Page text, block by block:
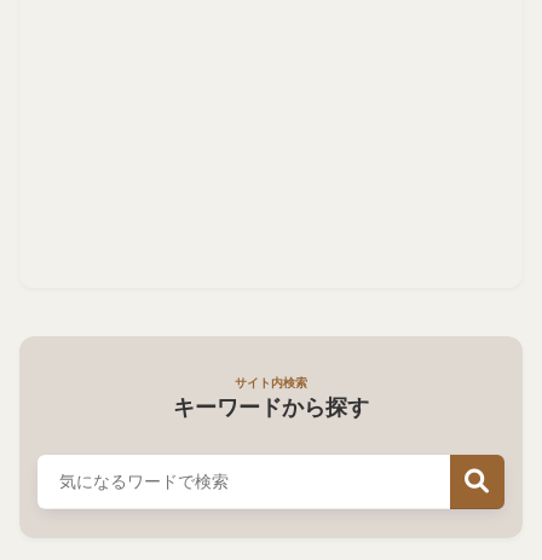
サイト内検索
キーワードから探す